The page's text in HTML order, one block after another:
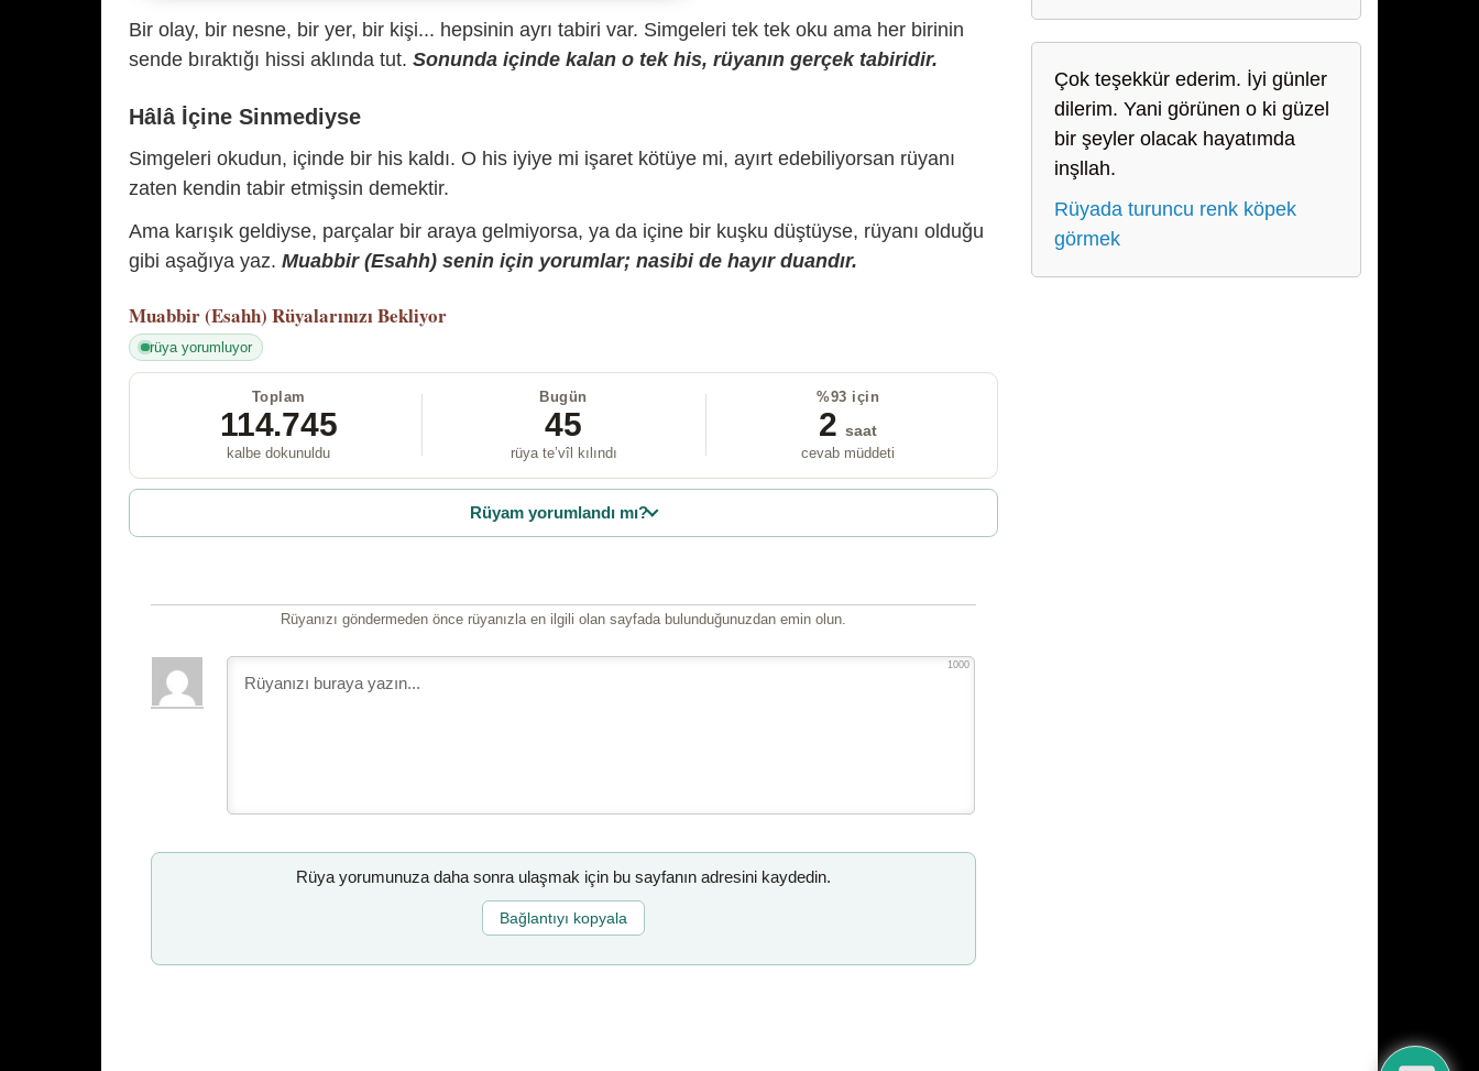
Bir olay, bir nesne, bir yer, bir kişi... hepsinin ayrı tabiri var. Simgeleri tek tek oku ama her birinin
sende bıraktığı hissi aklında tut. Sonunda içinde kalan o tek his, rüyanın gerçek tabiridir.
Hâlâ İçine Sinmediyse
Simgeleri okudun, içinde bir his kaldı. O his iyiye mi işaret kötüye mi, ayırt edebiliyorsan rüyanı
zaten kendin tabir etmişsin demektir.
Ama karışık geldiyse, parçalar bir araya gelmiyorsa, ya da içine bir kuşku düştüyse, rüyanı olduğu
gibi aşağıya yaz. Muabbir (Esahh) senin için yorumlar; nasibi de hayır duandır.
Muabbir (Esahh) Rüyalarınızı Bekliyor
rüya yorumluyor
Toplam
114.745
kalbe dokunuldu
Bugün
45
rüya te’vîl kılındı
%93 için
2 saat
cevab müddeti
Rüyam yorumlandı mı?
Rüyanızı göndermeden önce rüyanızla en ilgili olan sayfada bulunduğunuzdan emin olun.
1000
Rüya yorumunuza daha sonra ulaşmak için bu sayfanın adresini kaydedin.
Bağlantıyı kopyala
Çok teşekkür ederim. İyi günler
dilerim. Yani görünen o ki güzel
bir şeyler olacak hayatımda
inşllah.
Rüyada turuncu renk köpek
görmek